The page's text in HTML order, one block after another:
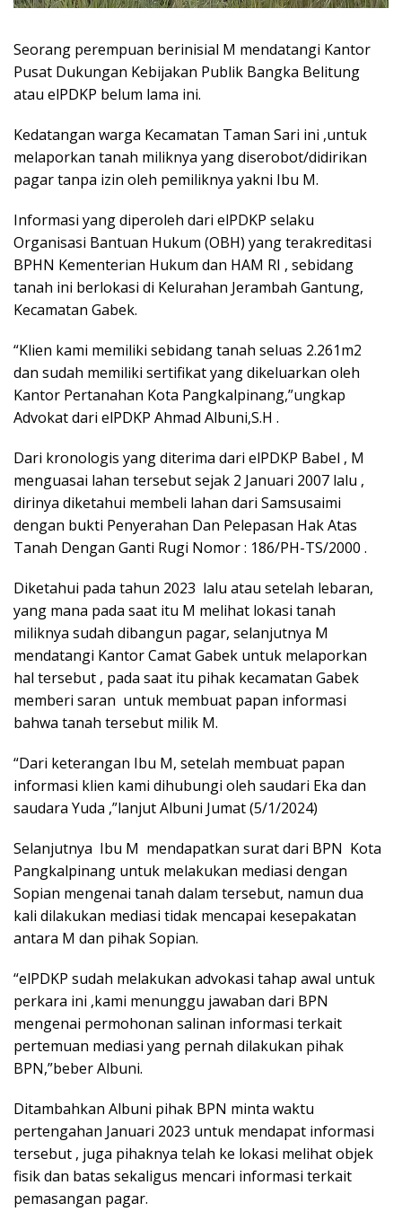
Seorang perempuan berinisial M mendatangi Kantor
Pusat Dukungan Kebijakan Publik Bangka Belitung
atau elPDKP belum lama ini.
Kedatangan warga Kecamatan Taman Sari ini ,untuk
melaporkan tanah miliknya yang diserobot/didirikan
pagar tanpa izin oleh pemiliknya yakni Ibu M.
Informasi yang diperoleh dari elPDKP selaku
Organisasi Bantuan Hukum (OBH) yang terakreditasi
BPHN Kementerian Hukum dan HAM RI , sebidang
tanah ini berlokasi di Kelurahan Jerambah Gantung,
Kecamatan Gabek.
“Klien kami memiliki sebidang tanah seluas 2.261m2
dan sudah memiliki sertifikat yang dikeluarkan oleh
Kantor Pertanahan Kota Pangkalpinang,”ungkap
Advokat dari elPDKP Ahmad Albuni,S.H .
Dari kronologis yang diterima dari elPDKP Babel , M
menguasai lahan tersebut sejak 2 Januari 2007 lalu ,
dirinya diketahui membeli lahan dari Samsusaimi
dengan bukti Penyerahan Dan Pelepasan Hak Atas
Tanah Dengan Ganti Rugi Nomor : 186/PH-TS/2000 .
Diketahui pada tahun 2023 lalu atau setelah lebaran,
yang mana pada saat itu M melihat lokasi tanah
miliknya sudah dibangun pagar, selanjutnya M
mendatangi Kantor Camat Gabek untuk melaporkan
hal tersebut , pada saat itu pihak kecamatan Gabek
memberi saran untuk membuat papan informasi
bahwa tanah tersebut milik M.
“Dari keterangan Ibu M, setelah membuat papan
informasi klien kami dihubungi oleh saudari Eka dan
saudara Yuda ,”lanjut Albuni Jumat (5/1/2024)
Selanjutnya Ibu M mendapatkan surat dari BPN Kota
Pangkalpinang untuk melakukan mediasi dengan
Sopian mengenai tanah dalam tersebut, namun dua
kali dilakukan mediasi tidak mencapai kesepakatan
antara M dan pihak Sopian.
“elPDKP sudah melakukan advokasi tahap awal untuk
perkara ini ,kami menunggu jawaban dari BPN
mengenai permohonan salinan informasi terkait
pertemuan mediasi yang pernah dilakukan pihak
BPN,”beber Albuni.
Ditambahkan Albuni pihak BPN minta waktu
pertengahan Januari 2023 untuk mendapat informasi
tersebut , juga pihaknya telah ke lokasi melihat objek
fisik dan batas sekaligus mencari informasi terkait
pemasangan pagar.